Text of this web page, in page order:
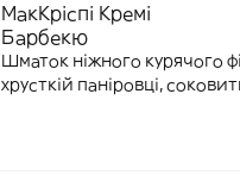
МакКріспі Кремі
Барбекю
Шматок ніжного курячого
хрусткій паніровці,
особливій мʼякій,